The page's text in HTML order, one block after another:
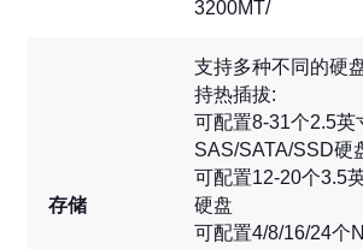
3200MT/
存储
支持多种不同的硬
持热插拔:
可配置8-31个2.5英
SAS/SATA/SSD硬
可配置12-20个3.5
硬盘
可配置4/8/16/24个